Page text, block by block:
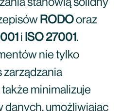
stanowią solidny
RODOoraz
i ISO 27001.
nie tylko
zarządzania
minimalizuje
danych, umożliwiając